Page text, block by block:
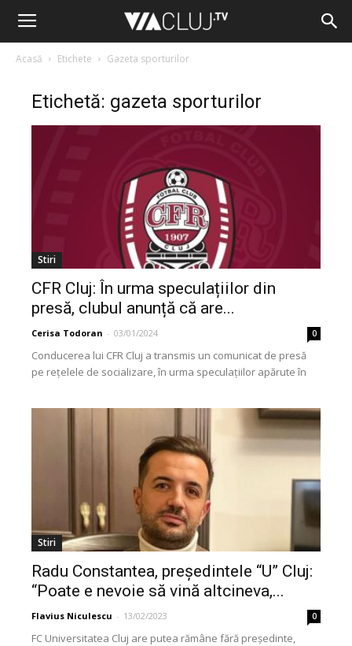
Acasă Etichete Gazeta sporturilor
Etichetă: gazeta sporturilor
Stiri
CFR Cluj: În urma speculațiilor din
presă, clubul anunță că are...
Cerisa Todoran - 03/01/2024 0
Conducerea lui CFR Cluj a transmis un comunicat de presă
pe rețelele de socializare, în urma speculațiilor apărute în
Stiri
Radu Constantea, președintele “U” Cluj:
“Poate e nevoie să vină altcineva,...
Flavius Niculescu - 13/02/2023 0
FC Universitatea Cluj are putea rămâne fără președinte,